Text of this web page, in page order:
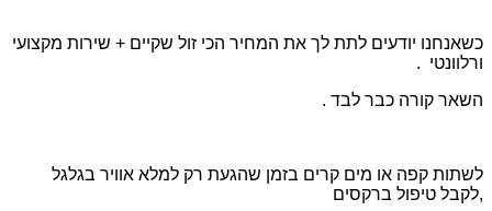
כשאנחנו יודעים לתת לך את המחיר הכי זול שקיים + שירות מקצועי
ורלוונטי .
השאר קורה כבר לבד .
לשתות קפה או מים קרים בזמן שהגעת רק למלא אוויר בגלגל
,לקבל טיפול ברקסים